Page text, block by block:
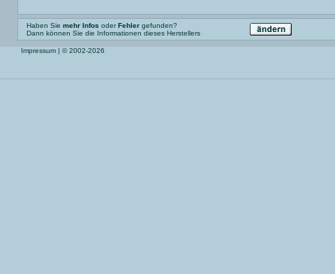
Haben Sie mehr Infos oderFehler gefunden?
Dann können Sie die Informationen dieses Herstellers
Impressum | © 2002-2026